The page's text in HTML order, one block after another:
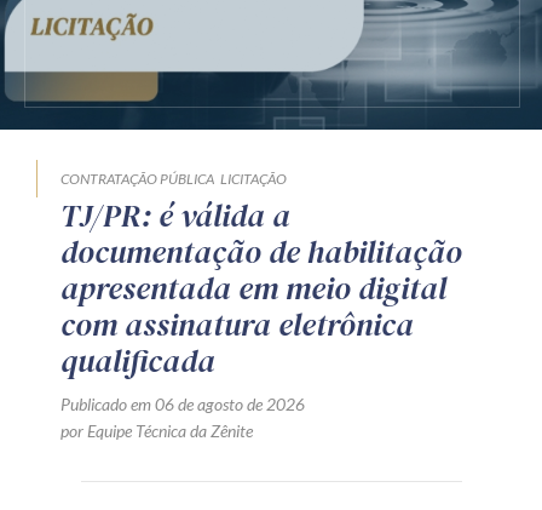
CONTRATAÇÃO PÚBLICA LICITAÇÃO
TJ/PR: é válida a
documentação de habilitação
apresentada em meio digital
com assinatura eletrônica
qualificada
Publicado em 06 de agosto de 2026
por Equipe Técnica da Zênite